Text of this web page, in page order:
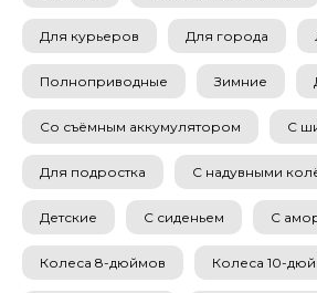
Для курьеров Для города
Полноприводные Зимние
Со съёмным аккумулятором С
Для подростка С надувными
Детские С сиденьем С
Колеса 8-дюймов Колеса 10-